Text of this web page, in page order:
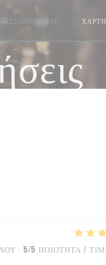
ΑΞΙΟΛΟΓΉΣΕΙΣ
: 5/5 ΠΟΙΌΤΗΤΑ /